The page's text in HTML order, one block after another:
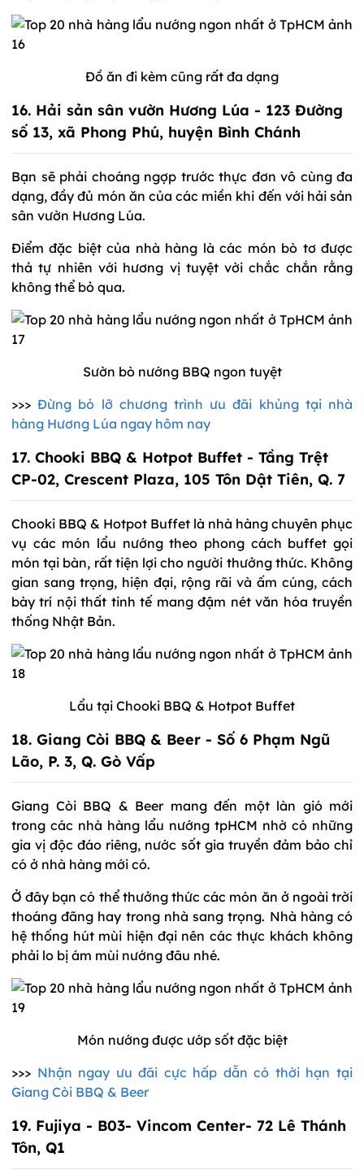
Đồ ăn đi kèm cũng rất đa dạng
16. Hải sản sân vườn Hương Lúa - 123 Đường
số 13, xã Phong Phú, huyện Bình Chánh
Bạn sẽ phải choáng ngợp trước thực đơn vô cùng đa
dạng, đầy đủ món ăn của các miền khi đến với hải sản
sân vườn Hương Lúa.
Điểm đặc biệt của nhà hàng là các món bò tơ được
thả tự nhiên với hương vị tuyệt vời chắc chắn rằng
không thể bỏ qua.
Sườn bò nướng BBQ ngon tuyệt
>>>Đừng bỏ lỡ chương trình ưu đãi khủng tại nhà
hàng Hương Lúa ngay hôm nay
17. Chooki BBQ & Hotpot Buffet - Tầng Trệt
CP-02, Crescent Plaza, 105 Tôn Dật Tiên, Q. 7
Chooki BBQ & Hotpot Buffet là nhà hàng chuyên phục
vụ các món lẩu nướng theo phong cách buffet gọi
món tại bàn, rất tiện lợi cho người thưởng thức. Không
gian sang trọng, hiện đại, rộng rãi và ấm cúng, cách
bày trí nội thất tinh tế mang đậm nét văn hóa truyền
thống Nhật Bản.
Lẩu tại Chooki BBQ & Hotpot Buffet
18. Giang Còi BBQ & Beer - Số 6 Phạm Ngũ
Lão, P. 3, Q. Gò Vấp
Giang Còi BBQ & Beer mang đến một làn gió mới
trong các nhà hàng lẩu nướng tpHCM nhờ có những
gia vị độc đáo riêng, nước sốt gia truyền đảm bảo chỉ
có ở nhà hàng mới có.
Ở đây bạn có thể thưởng thức các món ăn ở ngoài trời
thoáng đãng hay trong nhà sang trọng. Nhà hàng có
hệ thống hút mùi hiện đại nên các thực khách không
phải lo bị ám mùi nướng đâu nhé.
Món nướng được ướp sốt đặc biệt
>>> Nhận ngay ưu đãi cực hấp dẫn có thời hạn tại
Giang Còi BBQ & Beer
19. Fujiya - B03- Vincom Center- 72 Lê Thánh
Tôn, Q1